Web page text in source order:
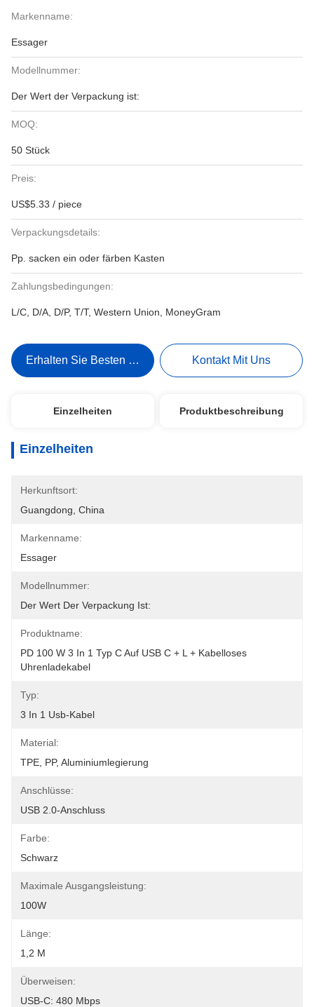
Markenname:
Essager
Modellnummer:
Der Wert der Verpackung ist:
MOQ:
50 Stück
Preis:
US$5.33 / piece
Verpackungsdetails:
Pp. sacken ein oder färben Kasten
Zahlungsbedingungen:
L/C, D/A, D/P, T/T, Western Union, MoneyGram
Erhalten Sie Besten Preis Kontakt Mit Uns
Einzelheiten Produktbeschreibung
Einzelheiten
Herkunftsort:
Guangdong, China
Markenname:
Essager
Modellnummer:
Der Wert Der Verpackung Ist:
Produktname:
PD 100 W 3 In 1 Typ C Auf USB C + L + Kabelloses
Uhrenladekabel
Typ:
3 In 1 Usb-Kabel
Material:
TPE, PP, Aluminiumlegierung
Anschlüsse:
USB 2.0-Anschluss
Farbe:
Schwarz
Maximale Ausgangsleistung:
100W
Länge:
1,2 M
Überweisen:
USB-C: 480 Mbps